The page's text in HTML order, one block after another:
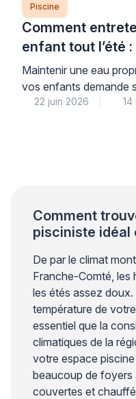
Piscine
Comment
enfant tout l’été
professionnel
Maintenir une eau
vos enfants demande
réguliers mais faciles
22 juin 2026 14
Comment
pisciniste idéal
De par le climat
Franche-Comté, les
les étés assez
température de
essentiel que la
climatiques de la
votre espace
beaucoup de foyers
couvertes et